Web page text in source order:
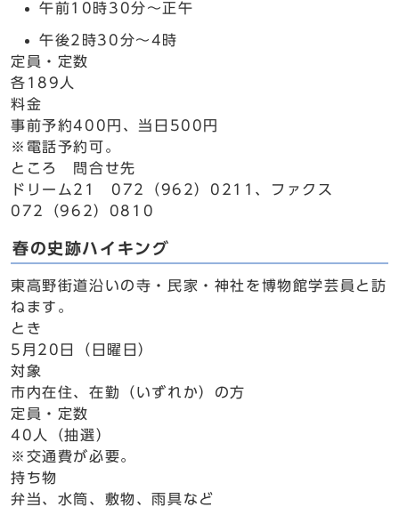
午前10時30分～正午
午後2時30分～4時
定員・定数
各189人
料金
事前予約400円、当日500円
※電話予約可。
ところ 問合せ先
ドリーム21 072（962）0211、ファクス
072（962）0810
春の史跡ハイキング
東高野街道沿いの寺・民家・神社を博物館学芸員と訪
ねます。
とき
5月20日（日曜日）
対象
市内在住、在勤（いずれか）の方
定員・定数
40人（抽選）
※交通費が必要。
持ち物
弁当、水筒、敷物、雨具など